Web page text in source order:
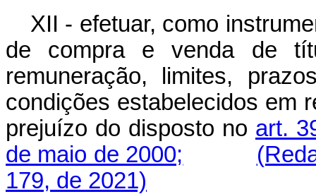
XII - efetuar, como
de compra e venda de
remuneração, limites,
condições estabelecidos em
prejuízo do disposto no art.
de maio de 2000;
179, de 2021)